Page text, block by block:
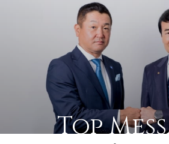
Top